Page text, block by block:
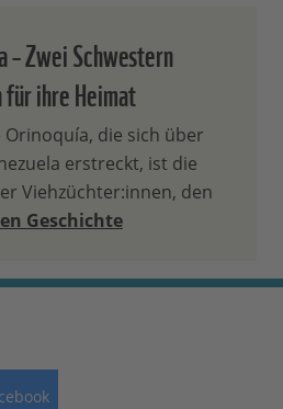
– Zwei Schwestern
ihre Heimat
Orinoquía, die sich über
erstreckt, ist die
Viehzüchter:innen, den
Geschichte